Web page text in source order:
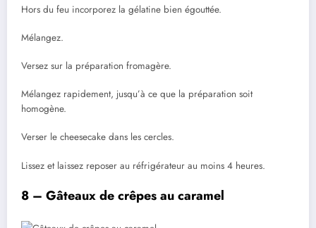
Hors du feu incorporez la gélatine bien égouttée.
Mélangez.
Versez sur la préparation fromagère.
Mélangez rapidement, jusqu’à ce que la préparation soit
homogène.
Verser le cheesecake dans les cercles.
Lissez et laissez reposer au réfrigérateur au moins 4 heures.
8 – Gâteaux de crêpes au caramel